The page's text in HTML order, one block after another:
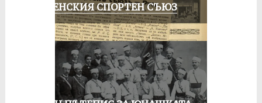
РУСЕНСКИЯ СПОРТЕН СЪЮЗ